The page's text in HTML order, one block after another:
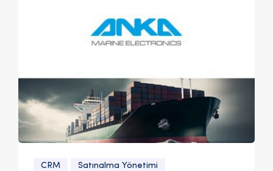
CRM Satınalma Yönetimi